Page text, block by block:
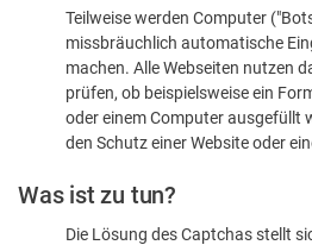
dass
sind
Teilweise werden Computer
missbräuchlich automatische
machen. Alle Webseiten nutzen
prüfen, ob beispielsweise ein
oder einem Computer ausgefüllt
den Schutz einer Website oder
Was ist zu tun?
Die Lösung des Captchas stellt